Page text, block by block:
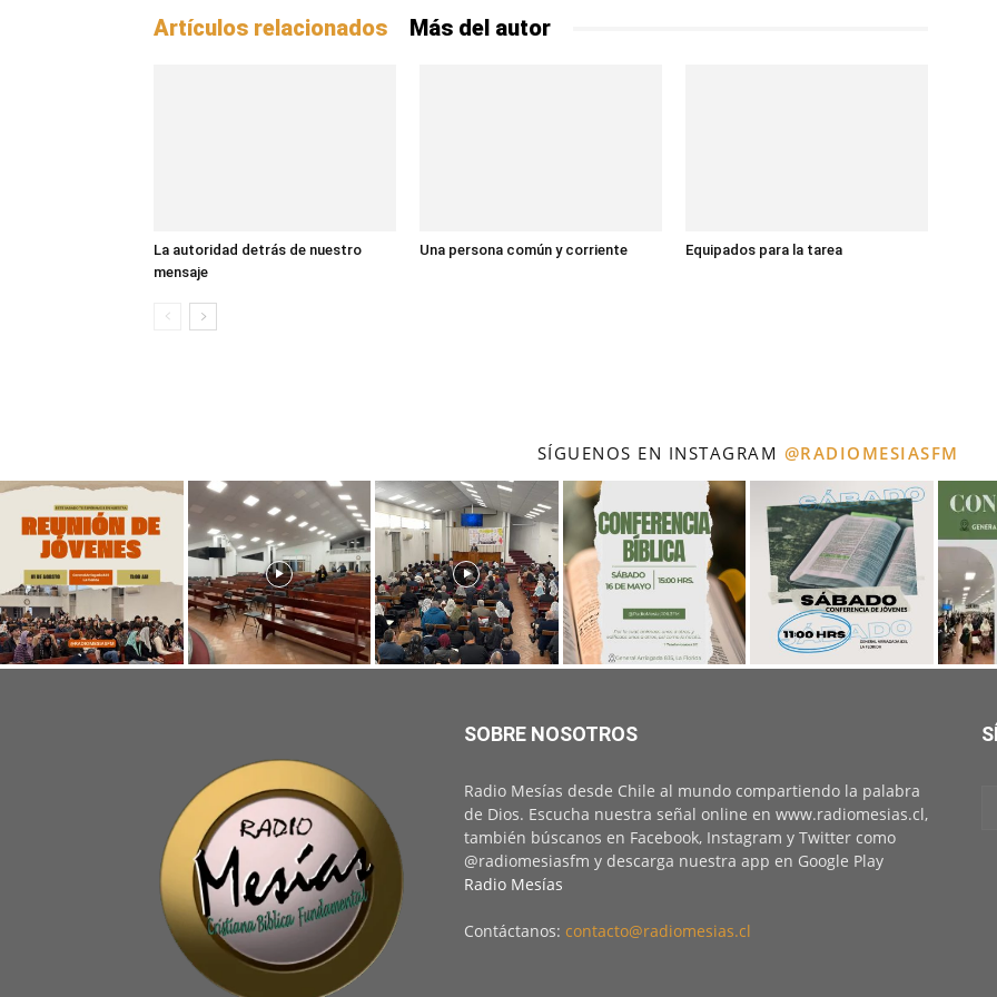
Artículos relacionados Más del autor
La autoridad detrás de nuestro
mensaje
Una persona común y corriente Equipados para la tarea
SÍGUENOS EN INSTAGRAM @RADIOMESIASFM
SOBRE NOSOTROS
Radio Mesías desde Chile al mundo compartiendo la palabra
de Dios. Escucha nuestra señal online en www.radiomesias.cl,
también búscanos en Facebook, Instagram y Twitter como
@radiomesiasfm y descarga nuestra app en Google Play
Radio Mesías
Contáctanos: contacto@radiomesias.cl